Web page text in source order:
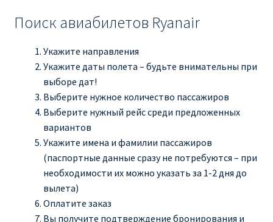
Поиск авиабилетов Ryanair
Укажите направления
Укажите даты полета – будьте внимательны при
выборе дат!
Выберите нужное количество пассажиров
Выберите нужный рейс среди предложенных
вариантов
Укажите имена и фамилии пассажиров
(паспортные данные сразу не потребуются – при
необходимости их можно указать за 1-2 дня до
вылета)
Оплатите заказ
Вы получите подтверждение бронирования и